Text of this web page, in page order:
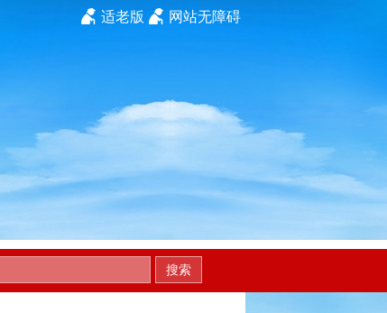
网站无障碍
适老版
搜索